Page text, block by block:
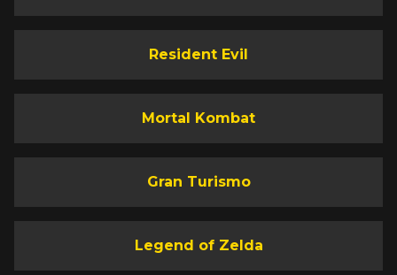
Resident Evil
Mortal Kombat
Gran Turismo
Legend of Zelda